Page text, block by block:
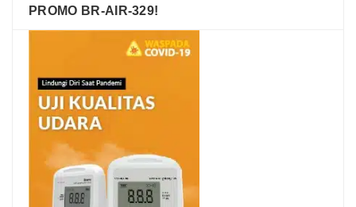
PROMO BR-AIR-329!